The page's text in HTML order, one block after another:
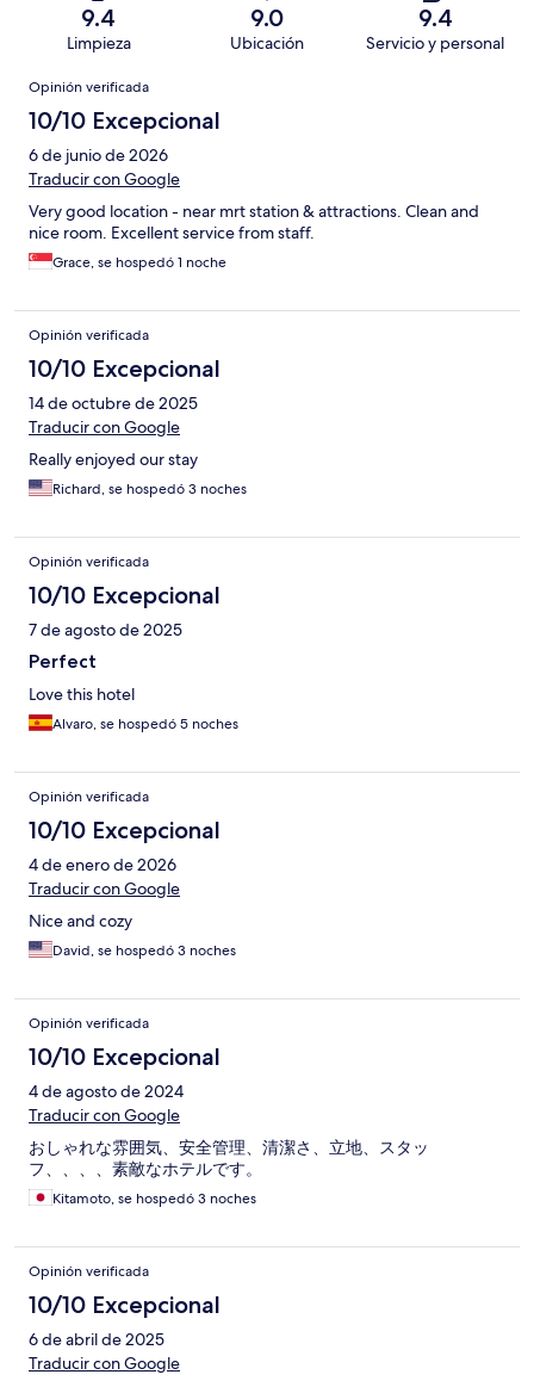
9.4
Limpieza
9.0
Ubicación
9.4
Servicio y personal
Opiniones
Opinión verificada
10/10 Excepcional
6 de junio de 2026
Traducir con Google
Very good location - near mrt station & attractions. Clean and
nice room. Excellent service from staff.
Grace, se hospedó 1 noche
Opinión verificada
10/10 Excepcional
14 de octubre de 2025
Traducir con Google
Really enjoyed our stay
Richard, se hospedó 3 noches
Opinión verificada
10/10 Excepcional
7 de agosto de 2025
Perfect
Love this hotel
Alvaro, se hospedó 5 noches
Opinión verificada
10/10 Excepcional
4 de enero de 2026
Traducir con Google
Nice and cozy
David, se hospedó 3 noches
Opinión verificada
10/10 Excepcional
4 de agosto de 2024
Traducir con Google
おしゃれな雰囲気、安全管理、清潔さ、立地、スタッ
フ、、、、素敵なホテルです。
Kitamoto, se hospedó 3 noches
Opinión verificada
10/10 Excepcional
6 de abril de 2025
Traducir con Google